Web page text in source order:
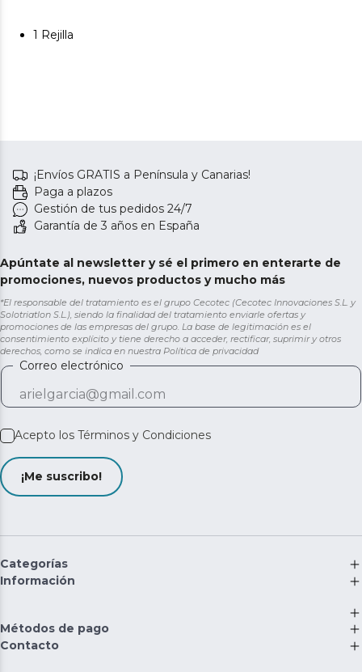
1 Rejilla
¡Envíos GRATIS a Península y Canarias!
Paga a plazos
Gestión de tus pedidos 24/7
Garantía de 3 años en España
Apúntate al newsletter y sé el primero en enterarte de
promociones, nuevos productos y mucho más
*El responsable del tratamiento es el grupo Cecotec (Cecotec Innovaciones S.L. y
Solotriatlon S.L.), siendo la finalidad del tratamiento enviarle ofertas y
promociones de las empresas del grupo. La base de legitimación es el
consentimiento explícito y tiene derecho a acceder, rectificar, suprimir y otros
derechos, como se indica en nuestra Política de privacidad
Correo electrónico
Acepto los Términos y Condiciones
¡Me suscribo!
Categorías
Información
Métodos de pago
Contacto